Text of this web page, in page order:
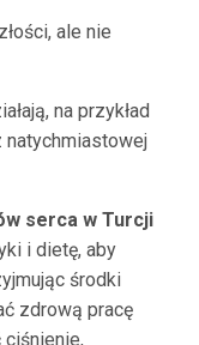
ale nie
na przykład
natychmiastowej
serca w Turcji
i dietę, aby
środki
zdrową pracę
ciśnienie,